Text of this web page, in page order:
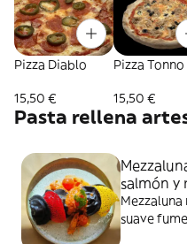
Pizza Diablo
15,50 €
Pizza Tonno
15,50 €
Pasta rellena
salmón y
suave